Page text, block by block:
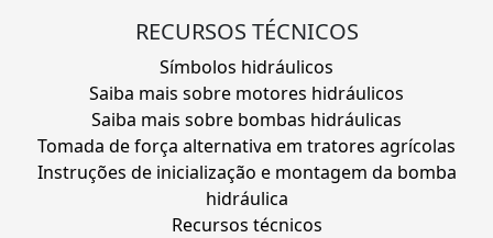
RECURSOS TÉCNICOS
Símbolos hidráulicos
Saiba mais sobre motores hidráulicos
Saiba mais sobre bombas hidráulicas
Tomada de força alternativa em tratores agrícolas
Instruções de inicialização e montagem da bomba
hidráulica
Recursos técnicos